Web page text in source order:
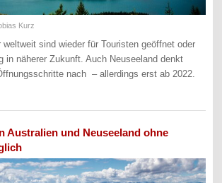
Kurz
weltweit sind wieder für Touristen geöffnet oder
in näherer Zukunft. Auch Neuseeland denkt
nach – allerdings erst ab 2022.
Australien und Neuseeland ohne